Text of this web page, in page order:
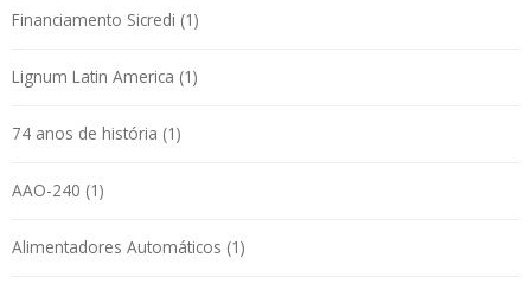
Financiamento Sicredi (1)
Lignum Latin America (1)
74 anos de história (1)
AAO-240 (1)
Alimentadores Automáticos (1)